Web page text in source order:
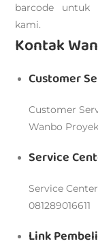
barcode untuk
kami.
Kontak
Customer
Customer
Wanbo
Service
Service
081289016611
Link